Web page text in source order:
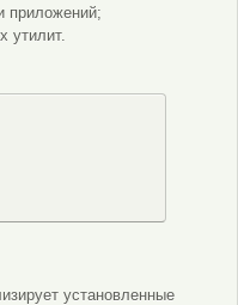
приложений;
утилит.
установленные